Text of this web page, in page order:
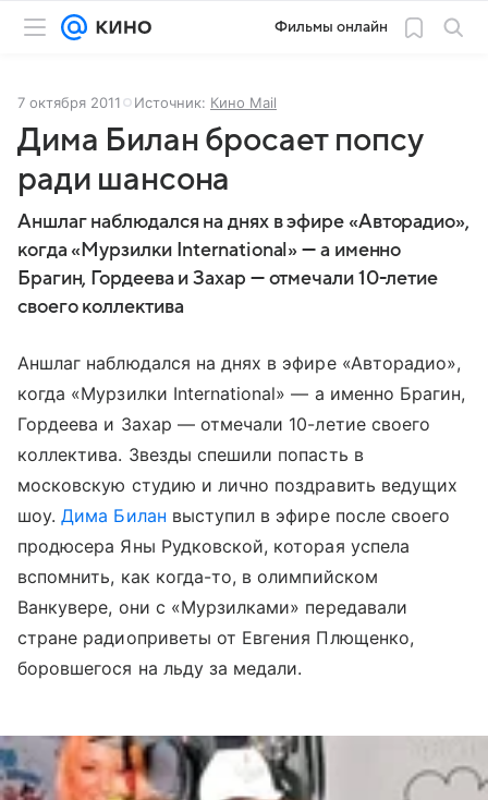
Фильмы онлайн
7 октября 2011 Источник: Кино Mail
Дима Билан бросает попсу
ради шансона
Аншлаг наблюдался на днях в эфире «Авторадио»,
когда «Мурзилки International» — а именно
Брагин, Гордеева и Захар — отмечали 10-летие
своего коллектива
Аншлаг наблюдался на днях в эфире «Авторадио»,
когда «Мурзилки International» — а именно Брагин,
Гордеева и Захар — отмечали 10-летие своего
коллектива. Звезды спешили попасть в
московскую студию и лично поздравить ведущих
шоу.Дима Билан выступил в эфире после своего
продюсера Яны Рудковской, которая успела
вспомнить, как когда-то, в олимпийском
Ванкувере, они с «Мурзилками» передавали
стране радиоприветы от Евгения Плющенко,
боровшегося на льду за медали.